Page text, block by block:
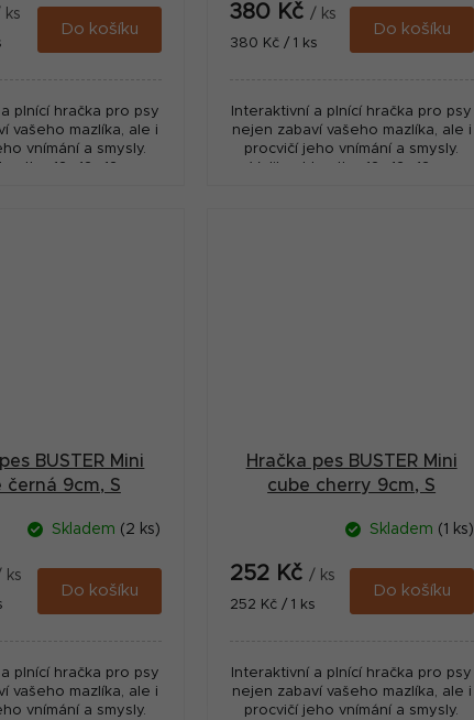
ks
Do košíku
plnící hračka pro psy
vašeho mazlíka, ale i
vnímání a smysly.
380 Kč / ks
Měrná
380 Kč / 1 ks
Do košíku
Interaktivní a plnící hračka pro psy
nejen zabaví vašeho mazlíka, ale i
procvičí jeho vnímání a smysly.
BUSTER Mini
černá 9cm, S
Skladem (2 ks)
ks
Do košíku
plnící hračka pro psy
vašeho mazlíka, ale i
vnímání a smysly.
Hračka pes BUSTER Mini
cube cherry 9cm, S
Skladem (1 ks)
252 Kč / ks
Měrná
252 Kč / 1 ks
Do košíku
Interaktivní a plnící hračka pro psy
nejen zabaví vašeho mazlíka, ale i
procvičí jeho vnímání a smysly.